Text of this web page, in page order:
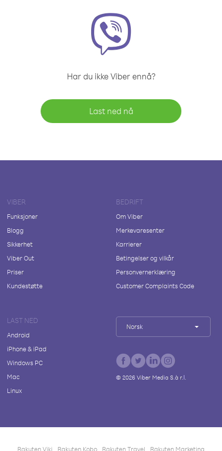
Har du ikke Viber ennå?
Last ned nå
VIBER
Funksjoner
Blogg
Sikkerhet
Viber Out
Priser
Kundestøtte
BEDRIFT
Om Viber
Merkevaresenter
Karrierer
Betingelser og vilkår
Personvernerklæring
Customer Complaints Code
LAST NED
Android
iPhone & iPad
Windows PC
Mac
Linux
Norsk
© 2026Viber Media S.à r.l.
Rakuten Viki Rakuten Kobo Rakuten Travel Rakuten Marketing